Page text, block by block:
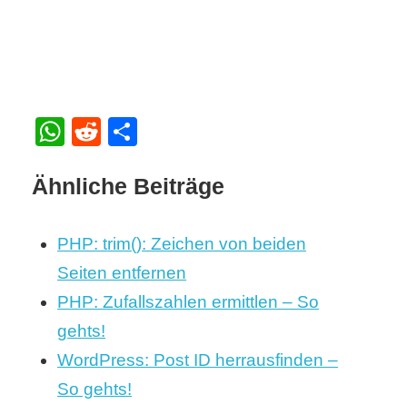
WhatsApp
Reddit
Ähnliche Beiträge
PHP: trim(): Zeichen von beiden
Seiten entfernen
PHP: Zufallszahlen ermittlen – So
gehts!
WordPress: Post ID herrausfinden –
So gehts!